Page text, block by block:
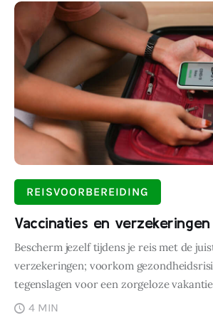
REISVOORBEREIDING
Vaccinaties en verzekeringen
Bescherm jezelf tijdens je reis met de
verzekeringen; voorkom
tegenslagen voor een zorgeloze
4 MIN